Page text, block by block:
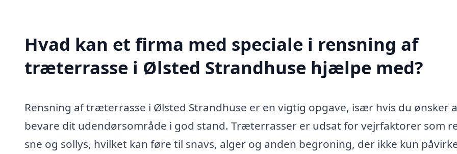
Hvad kan et firma med speciale i rensning af
træterrasse i Ølsted Strandhuse hjælpe med?
Rensning af træterrasse i Ølsted Strandhuse er en vigtig opgave, især hvis du ønsker
bevare dit udendørsområde i god stand. Træterrasser er udsat for vejrfaktorer som
sne og sollys, hvilket kan føre til snavs, alger og anden begroning, der ikke kun